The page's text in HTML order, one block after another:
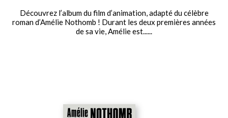
Découvrez l’album du film d’animation, adapté du célèbre
roman d’Amélie Nothomb ! Durant les deux premières années
de sa vie, Amélie est......